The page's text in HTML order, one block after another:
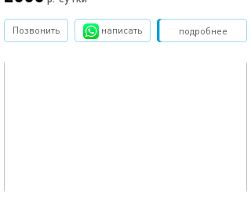
подробнее
Позвонить написать Забронировать